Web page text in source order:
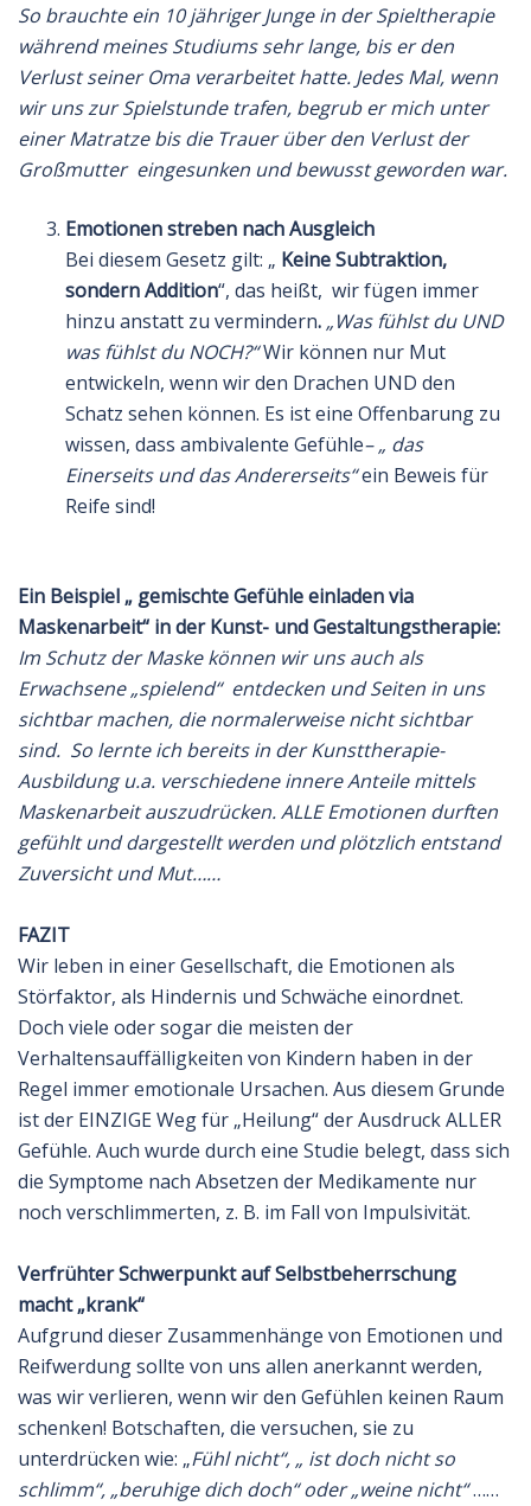
So brauchte ein 10 jähriger Junge in der Spieltherapie
während meines Studiums sehr lange, bis er den
Verlust seiner Oma verarbeitet hatte. Jedes Mal, wenn
wir uns zur Spielstunde trafen, begrub er mich unter
einer Matratze bis die Trauer über den Verlust der
Großmutter eingesunken und bewusst geworden war.
Emotionen streben nach Ausgleich
Bei diesem Gesetz gilt: „ Keine Subtraktion,
sondern Addition“, das heißt, wir fügen immer
hinzu anstatt zu vermindern. „Was fühlst du UND
was fühlst du NOCH?“Wir können nur Mut
entwickeln, wenn wir den Drachen UND den
Schatz sehen können. Es ist eine Offenbarung zu
wissen, dass ambivalente Gefühle– „ das
Einerseits und das Andererseits“ein Beweis für
Reife sind!
Ein Beispiel „ gemischte Gefühle einladen via
Maskenarbeit“ in der Kunst- und Gestaltungstherapie:
Im Schutz der Maske können wir uns auch als
Erwachsene „spielend“ entdecken und Seiten in uns
sichtbar machen, die normalerweise nicht sichtbar
sind. So lernte ich bereits in der Kunsttherapie-
Ausbildung u.a. verschiedene innere Anteile mittels
Maskenarbeit auszudrücken. ALLE Emotionen durften
gefühlt und dargestellt werden und plötzlich entstand
Zuversicht und Mut……
FAZIT
Wir leben in einer Gesellschaft, die Emotionen als
Störfaktor, als Hindernis und Schwäche einordnet.
Doch viele oder sogar die meisten der
Verhaltensauffälligkeiten von Kindern haben in der
Regel immer emotionale Ursachen. Aus diesem Grunde
ist der EINZIGE Weg für „Heilung“ der Ausdruck ALLER
Gefühle. Auch wurde durch eine Studie belegt, dass sich
die Symptome nach Absetzen der Medikamente nur
noch verschlimmerten, z. B. im Fall von Impulsivität.
Verfrühter Schwerpunkt auf Selbstbeherrschung
macht „krank“
Aufgrund dieser Zusammenhänge von Emotionen und
Reifwerdung sollte von uns allen anerkannt werden,
was wir verlieren, wenn wir den Gefühlen keinen Raum
schenken! Botschaften, die versuchen, sie zu
unterdrücken wie: „Fühl nicht“, „ ist doch nicht so
schlimm“, „beruhige dich doch“ oder „weine nicht“……